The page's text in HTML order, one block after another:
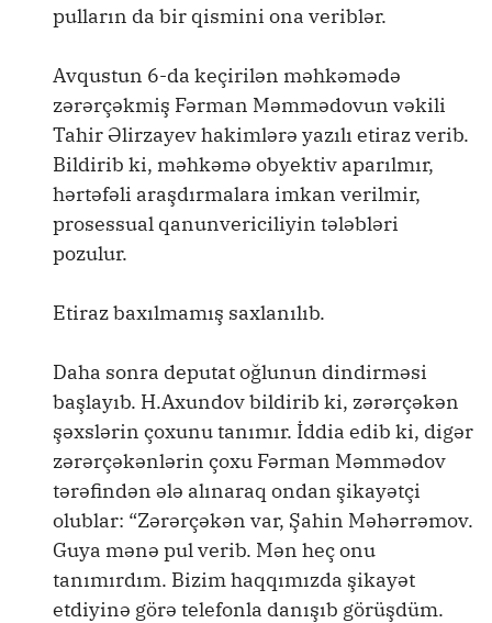
pulların da bir qismini ona veriblər.
Avqustun 6-da keçirilən məhkəmədə
zərərçəkmiş Fərman Məmmədovun vəkili
Tahir Əlirzayev hakimlərə yazılı etiraz verib.
Bildirib ki, məhkəmə obyektiv aparılmır,
hərtəfəli araşdırmalara imkan verilmir,
prosessual qanunvericiliyin tələbləri
pozulur.
Etiraz baxılmamış saxlanılıb.
Daha sonra deputat oğlunun dindirməsi
başlayıb. H.Axundov bildirib ki, zərərçəkən
şəxslərin çoxunu tanımır. İddia edib ki, digər
zərərçəkənlərin çoxu Fərman Məmmədov
tərəfindən ələ alınaraq ondan şikayətçi
olublar: “Zərərçəkən var, Şahin Məhərrəmov.
Guya mənə pul verib. Mən heç onu
tanımırdım. Bizim haqqımızda şikayət
etdiyinə görə telefonla danışıb görüşdüm.